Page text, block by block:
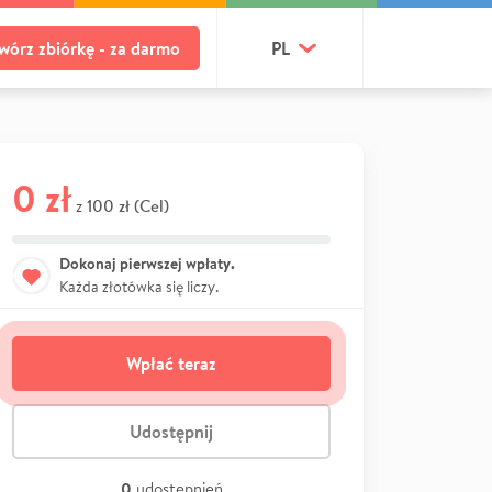
zbiórkę - za darmo PL
0 zł z 100 zł (Cel)
Dokonaj pierwszej wpłaty.
Każda złotówka się liczy.
Wpłać teraz
Udostępnij